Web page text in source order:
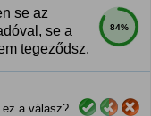
84%
se az
se a
tegeződsz.
ez a válasz?